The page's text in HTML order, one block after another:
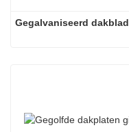
Gegalvaniseerd dakblad